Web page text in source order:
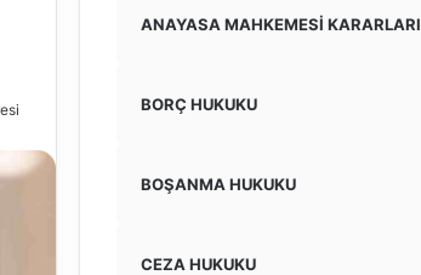
ANAYASA MAHKEMESİ KARARLARI
BORÇ HUKUKU
BOŞANMA HUKUKU
CEZA HUKUKU